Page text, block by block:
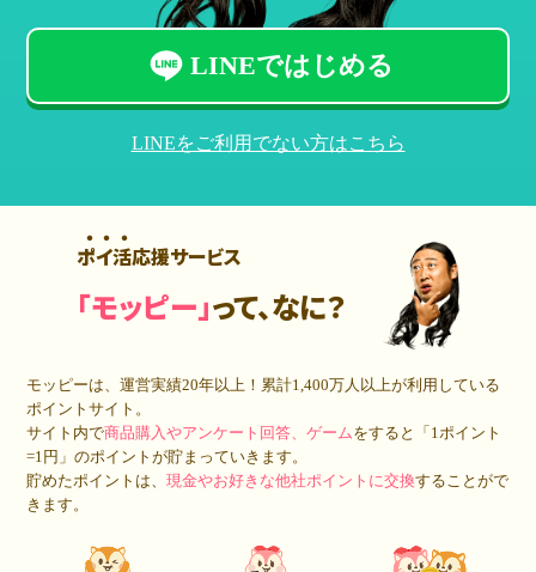
LINEではじめる
LINEをご利用でない方はこちら
ポイ活応援サービス
「モッピー」って、なに？
モッピーは、運営実績20年以上！累計1,400万人 以上が利用している
ポイントサイト。
サイト内で商品購入やアンケート回答、ゲームをすると「1ポイント
=1円」のポイントが貯まっていきます。
貯めたポイントは、現金やお好きな他社ポイントに交換することがで
きます。